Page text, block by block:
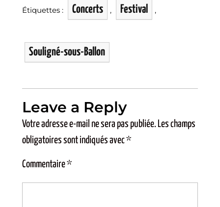
Étiquettes : Concerts , Festival ,
Souligné-sous-Ballon
Leave a Reply
Votre adresse e-mail ne sera pas publiée. Les champs
obligatoires sont indiqués avec*
Commentaire*